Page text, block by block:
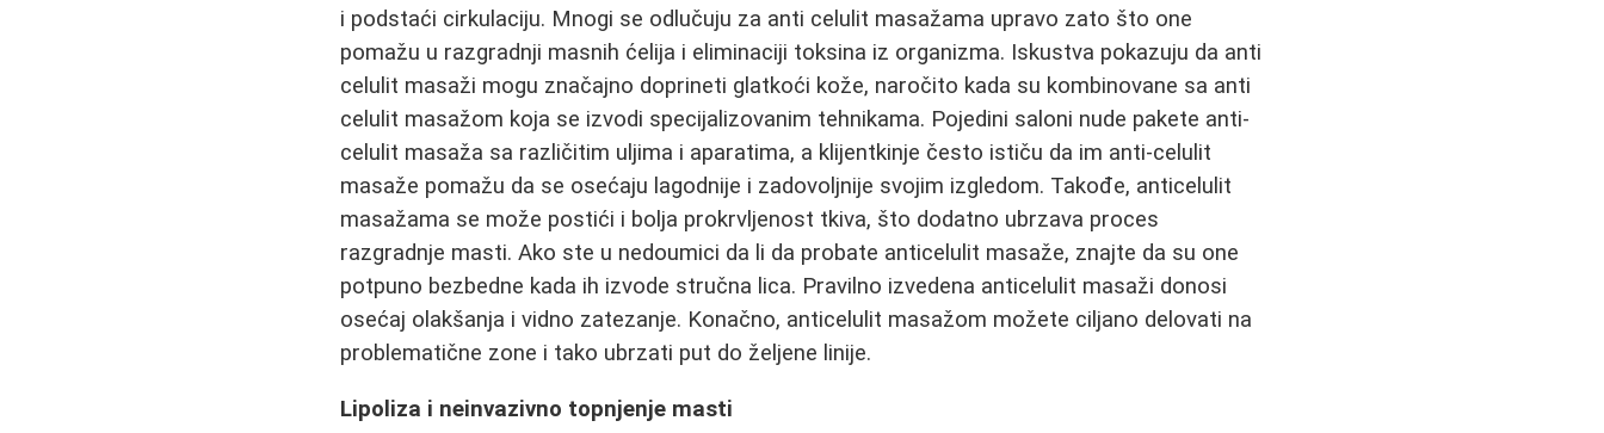
i podstaći cirkulaciju. Mnogi se odlučuju za anti celulit masažama upravo zato što one
pomažu u razgradnji masnih ćelija i eliminaciji toksina iz organizma. Iskustva pokazuju da anti
celulit masaži mogu značajno doprineti glatkoći kože, naročito kada su kombinovane sa anti
celulit masažom koja se izvodi specijalizovanim tehnikama. Pojedini saloni nude pakete anti-
celulit masaža sa različitim uljima i aparatima, a klijentkinje često ističu da im anti-celulit
masaže pomažu da se osećaju lagodnije i zadovoljnije svojim izgledom. Takođe, anticelulit
masažama se može postići i bolja prokrvljenost tkiva, što dodatno ubrzava proces
razgradnje masti. Ako ste u nedoumici da li da probate anticelulit masaže, znajte da su one
potpuno bezbedne kada ih izvode stručna lica. Pravilno izvedena anticelulit masaži donosi
osećaj olakšanja i vidno zatezanje. Konačno, anticelulit masažom možete ciljano delovati na
problematične zone i tako ubrzati put do željene linije.
Lipoliza i neinvazivno topnjenje masti